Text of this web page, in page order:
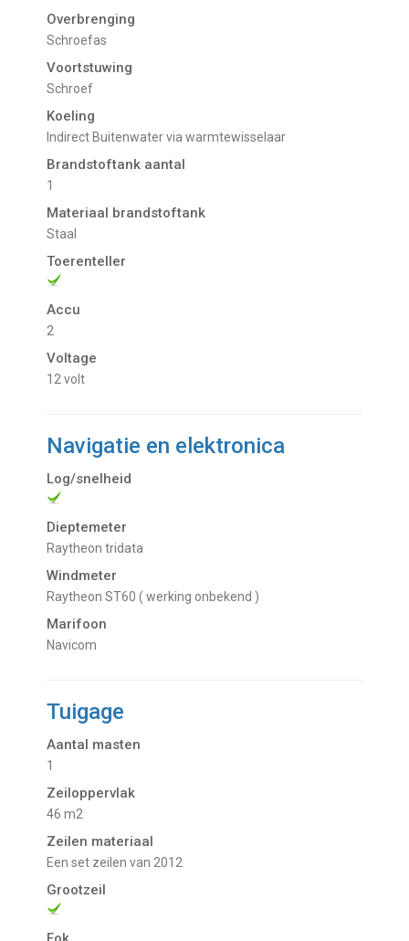
Overbrenging
Schroefas
Voortstuwing
schroef
Koeling
indirect Buitenwater via warmtewisselaar
Brandstoftank aantal
1
Materiaal brandstoftank
Staal
Toerenteller
Accu
2
Voltage
12 volt
Navigatie en elektronica
Log/snelheid
Dieptemeter
Raytheon tridata
Windmeter
Raytheon ST60 ( werking onbekend )
Marifoon
Navicom
Tuigage
Aantal masten
1
Zeiloppervlak
46 m2
Zeilen materiaal
Een set zeilen van 2012
Grootzeil